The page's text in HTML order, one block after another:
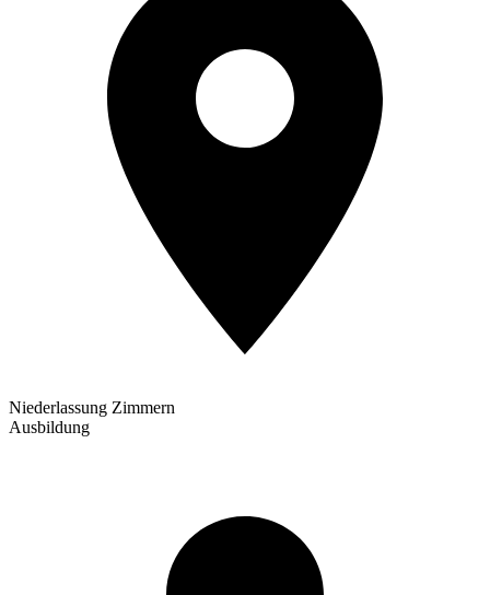
Niederlassung Zimmern
Ausbildung